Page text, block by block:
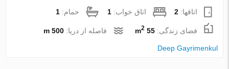
اتاقها:2 اتاق خواب:1 حمام:1
فضای زندگی:55 m
2 فاصله از دریا:500 m
Deep Gayrimenkul